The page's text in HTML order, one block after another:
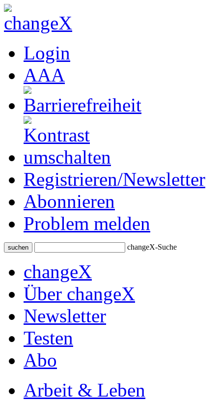
Login
AAA
Registrieren/Newsletter
Abonnieren
Problem melden
suchen changeX-Suche
changeX
Über changeX
Newsletter
Testen
Abo
Arbeit & Leben